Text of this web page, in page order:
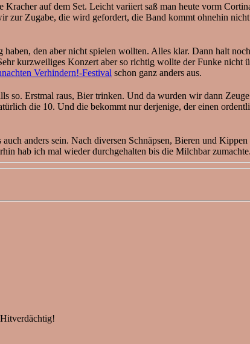
auf dem Set. Leicht variiert saß man heute vorm
zur Zugabe, die wird gefordert, die Band kommt ohnehin
den aber nicht spielen wollten. Alles klar. Dann halt
kurzweiliges Konzert aber so richtig wollte der Funke nicht
Verhindern!-Festival schon ganz anders aus.
so. Erstmal raus, Bier trinken. Und da wurden wir dann
die 10. Und die bekommt nur derjenige, der einen
anders sein. Nach diversen Schnäpsen, Bieren und
hab ich mal wieder durchgehalten bis die Milchbar